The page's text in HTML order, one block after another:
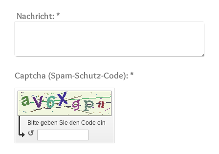
Nachricht:*
Captcha (Spam-Schutz-Code): *
Bitte geben Sie den Code ein
↺